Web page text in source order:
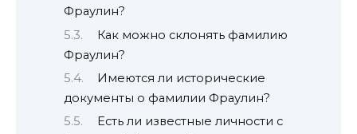
Фраулин?
Как можно склонять фамилию
Фраулин?
Имеются ли исторические
документы о фамилии Фраулин?
Есть ли известные личности с